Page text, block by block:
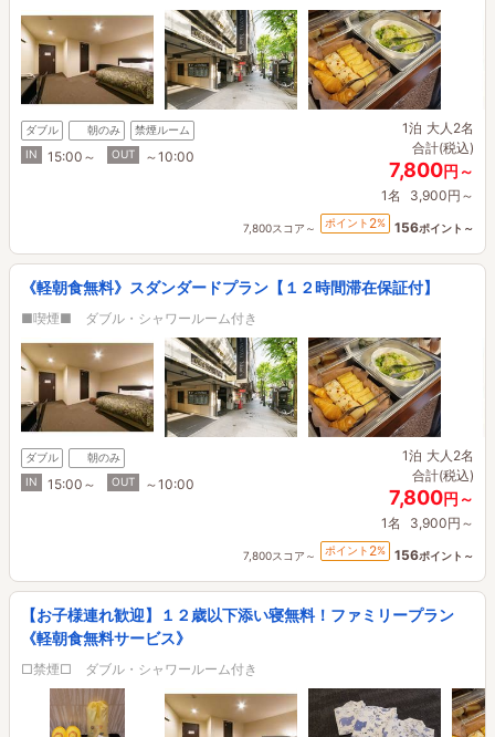
ダブル 朝のみ
禁煙ルーム
IN
15:00～ OUT ～10:00
1泊 大人2名
合計(税込)
7,800円～
1名 3,900円～
7,800スコア～ ポイント 2% 156ポイント～
《軽朝食無料》スダンダードプラン【１２時間滞在保証付】
■喫煙■ ダブル・シャワールーム付き
ダブル
朝のみ
IN
15:00～ OUT ～10:00
1泊 大人2名
合計(税込)
7,800円～
1名 3,900円～
7,800スコア～ ポイント 2% 156ポイント～
【お子様連れ歓迎】１２歳以下添い寝無料！ファミリープラン
《軽朝食無料サービス》
□禁煙□ ダブル・シャワールーム付き